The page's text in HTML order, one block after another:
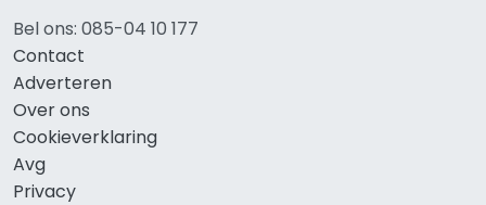
Bel ons: 085-04 10 177
Contact
Adverteren
Over ons
Cookieverklaring
Avg
Privacy